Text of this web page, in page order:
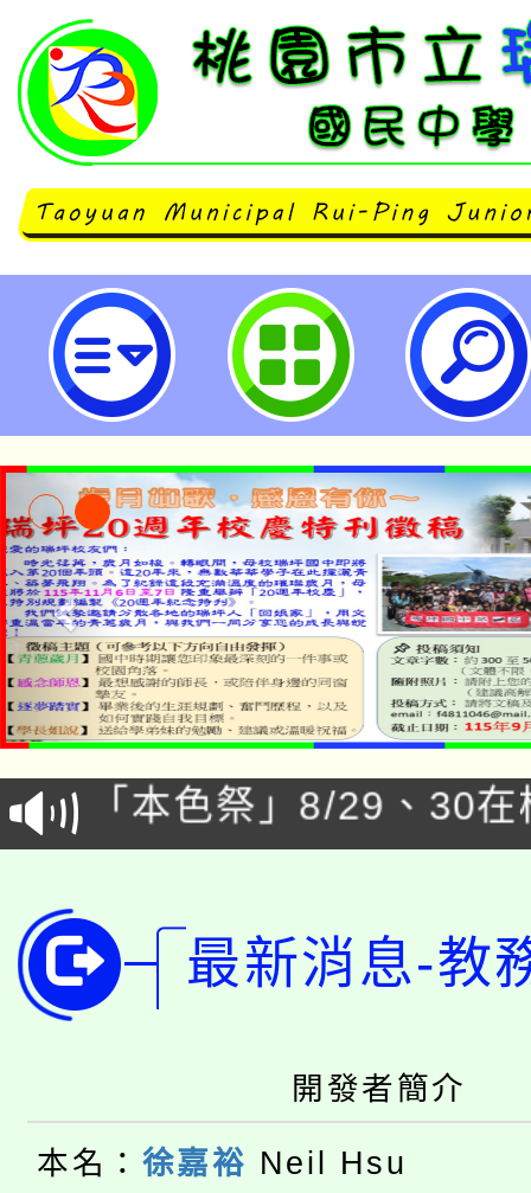
neilrpjhstyc網站設計者：徐嘉
公告本校115學年度第
代理(課)教師甄選結果
告(尚有缺額)
「本色祭」8/29、30在
場熱烈登場!
8/21下午1時於龍潭區
徵才活動。
局官網。
8月14至27日，桃園電
田徑場及游泳池舉行。
桃園市低收入戶享有免
視費優惠，中低收入戶
大園自造教育及科技中
最新消息-教
開發者簡介
本名： 徐嘉裕 Neil Hsu